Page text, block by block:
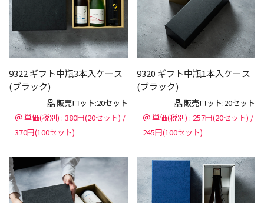
9322 ギフト中瓶3本入ケース
(ブラック)
販売ロット:20セット
単価(税別) : 380円(20セット) /
370円(100セット)
9320 ギフト中瓶1本入ケース
(ブラック)
販売ロット:20セット
単価(税別) : 257円(20セット) /
245円(100セット)